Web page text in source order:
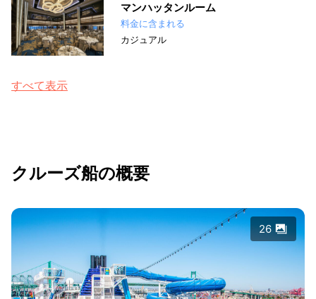
マンハッタンルーム
料金に含まれる
カジュアル
すべて表示
クルーズ船の概要
26